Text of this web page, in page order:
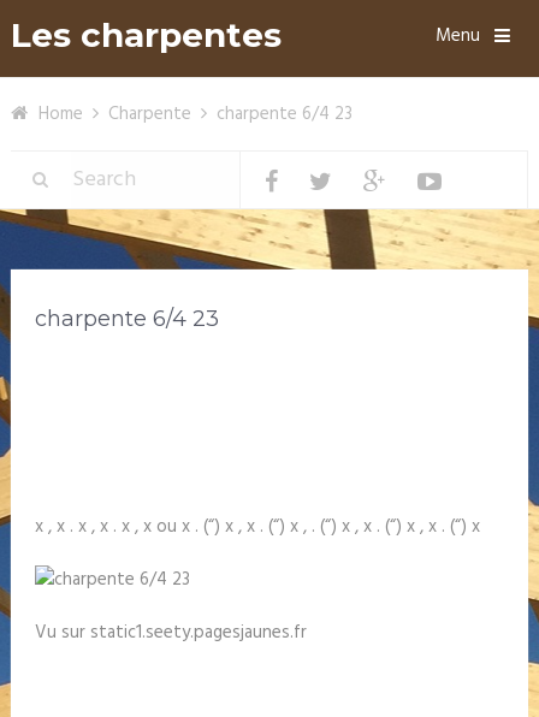
Les charpentes Menu
Home Charpente charpente 6/4 23
charpente 6/4 23
x , x . x , x . x , x ou x . (“) x , x . (“) x , . (“) x , x . (“) x , x . (“) x
Vu sur static1.seety.pagesjaunes.fr